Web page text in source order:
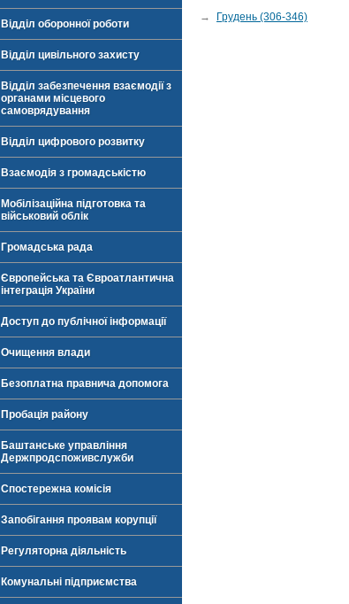
Відділ оборонної роботи
Відділ цивільного захисту
Відділ забезпечення взаємодії з
органами місцевого
самоврядування
Відділ цифрового розвитку
Взаємодія з громадськістю
Мобілізаційна підготовка та
військовий облік
Громадська рада
Європейська та Євроатлантична
інтеграція України
Доступ до публічної інформації
Очищення влади
Безоплатна правнича допомога
Пробація району
Баштанське управління
Держпродспоживслужби
Спостережна комісія
Запобігання проявам корупції
Регуляторна діяльність
Комунальні підприємства
→ Грудень (306-346)